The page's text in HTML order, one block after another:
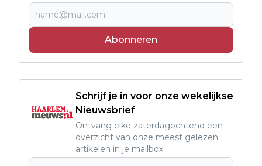
Abonneren
Schrijf je in voor onze wekelijkse
Nieuwsbrief
Ontvang elke zaterdagochtend een
overzicht van onze meest gelezen
artikelen in je mailbox.